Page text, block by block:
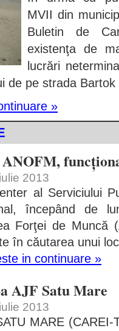
MVII din
Buletin de
existenţa de
lucrări
de pe strada
»
2013
al Serviciului
începând de
Forţei de Muncă
în căutarea unui
in continuare »
AJF Satu Mare
2013
MARE